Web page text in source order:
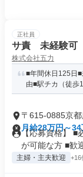
正社員
サ責 未経験可
株式会社五力
■年間休日125日
由■駅チカ（徒歩
〒615-0885京都
町
月給28万円～
【応募資格】 ■
が可能な方 ■歓
主婦・主夫歓迎 +16